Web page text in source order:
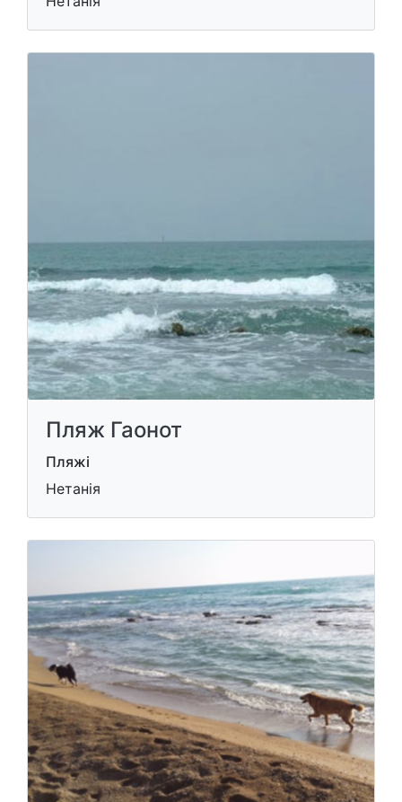
Пляж Гаонот
Пляжі
Нетанія